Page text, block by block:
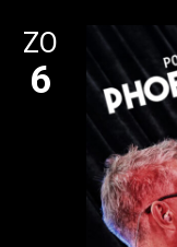
ZO
6